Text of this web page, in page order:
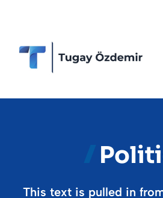
This text is pulled in